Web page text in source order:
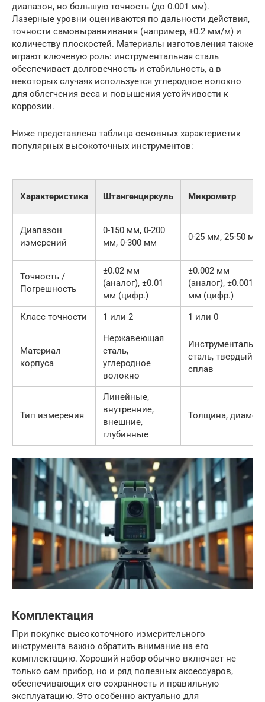
диапазон, но большую точность (до 0.001 мм).
Лазерные уровни оцениваются по дальности действия,
точности самовыравнивания (например, ±0.2 мм/м) и
количеству плоскостей. Материалы изготовления также
играют ключевую роль: инструментальная сталь
обеспечивает долговечность и стабильность, а в
некоторых случаях используется углеродное волокно
для облегчения веса и повышения устойчивости к
коррозии.
Ниже представлена таблица основных характеристик
популярных высокоточных инструментов:
Характеристика Штангенциркуль Микрометр
Диапазон
измерений
0-150 мм, 0-200
мм, 0-300 мм
0-25 мм, 25-50 мм
Точность /
Погрешность
±0.02 мм
(аналог), ±0.01
мм (цифр.)
±0.002 мм
(аналог), ±0.001
мм (цифр.)
Класс точности
1 или 2 1 или 0
Материал
корпуса
Нержавеющая
сталь,
углеродное
волокно
сталь, твердый
сплав
Тип измерения
Линейные,
внутренние,
внешние,
глубинные
Толщина, диаметр
Комплектация
При покупке высокоточного измерительного
инструмента важно обратить внимание на его
комплектацию. Хороший набор обычно включает не
только сам прибор, но и ряд полезных аксессуаров,
обеспечивающих его сохранность и правильную
эксплуатацию. Это особенно актуально для